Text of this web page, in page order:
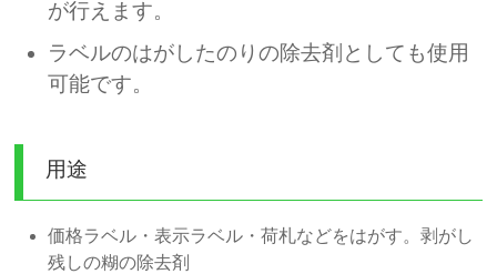
が行えます。
ラベルのはがしたのりの除去剤としても使用
可能です。
用途
価格ラベル・表示ラベル・荷札などをはがす。剥がし
残しの糊の除去剤